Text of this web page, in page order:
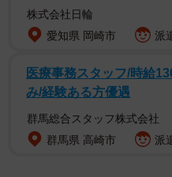
株式会社日輪
愛知県 岡崎市
派
医療事務スタッフ/時給
み/経験ある方優遇
群馬総合スタッフ株式会社
群馬県 高崎市
派